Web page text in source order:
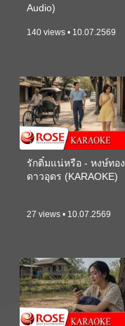
Audio)
140 views • 10.07.2569
รักติ๋มแน่หรือ - หงษ์ทอง
ดาวอุดร (KARAOKE)
27 views • 10.07.2569